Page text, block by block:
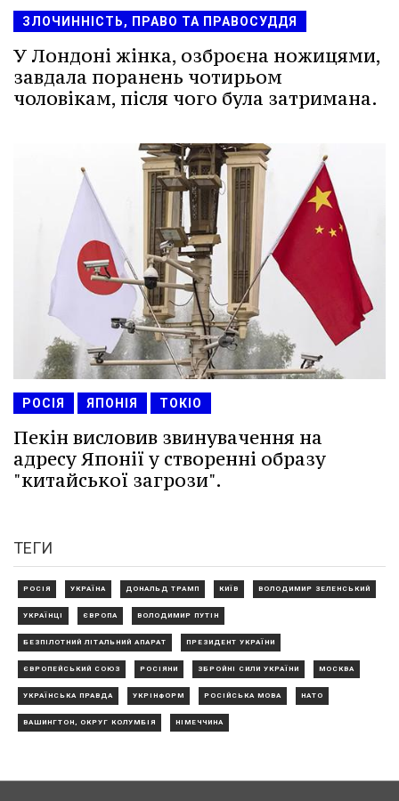
ЗЛОЧИННІСТЬ, ПРАВО ТА ПРАВОСУДДЯ
У Лондоні жінка, озброєна ножицями,
завдала поранень чотирьом
чоловікам, після чого була затримана.
РОСІЯ ЯПОНІЯ ТОКІО
Пекін висловив звинувачення на
адресу Японії у створенні образу
"китайської загрози".
ТЕГИ
РОСІЯ УКРАЇНА ДОНАЛЬД ТРАМП КИЇВ ВОЛОДИМИР ЗЕЛЕНСЬКИЙ
УКРАЇНЦІ ЄВРОПА ВОЛОДИМИР ПУТІН
БЕЗПІЛОТНИЙ ЛІТАЛЬНИЙ АПАРАТ ПРЕЗИДЕНТ УКРАЇНИ
ЄВРОПЕЙСЬКИЙ СОЮЗ РОСІЯНИ ЗБРОЙНІ СИЛИ УКРАЇНИ МОСКВА
УКРАЇНСЬКА ПРАВДА УКРІНФОРМ РОСІЙСЬКА МОВА НАТО
ВАШИНГТОН, ОКРУГ КОЛУМБІЯ НІМЕЧЧИНА